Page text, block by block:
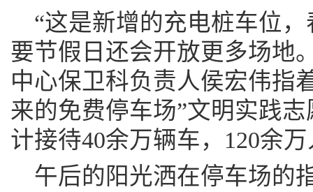
“这是新增的充电桩车位，
要节假日还会开放更多场地
中心保卫科负责人侯宏伟指
来的免费停车场”文明实践
计接待40余万辆车，120余
午后的阳光洒在停车场的